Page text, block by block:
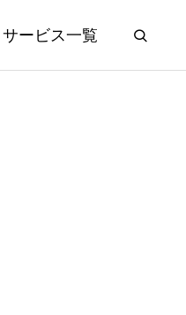
サービス一覧